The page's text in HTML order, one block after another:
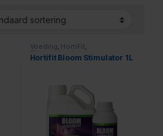
Voeding, HortiFit,
Bloomstimulator
Hortifit Bloom Stimulator 1L